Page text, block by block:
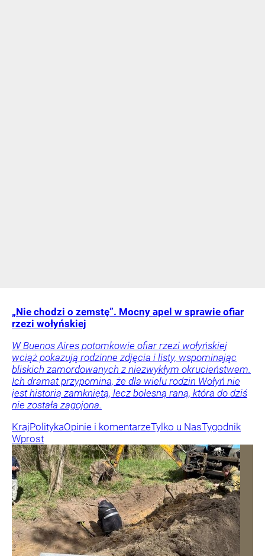
„Nie chodzi o zemstę”. Mocny apel w sprawie ofiar
rzezi wołyńskiej
W Buenos Aires potomkowie ofiar rzezi wołyńskiej
wciąż pokazują rodzinne zdjęcia i listy, wspominając
bliskich zamordowanych z niezwykłym okrucieństwem.
Ich dramat przypomina, że dla wielu rodzin Wołyń nie
jest historią zamkniętą, lecz bolesną raną, która do dziś
nie została zagojona.
KrajPolitykaOpinie i komentarzeTylko u NasTygodnik
Wprost